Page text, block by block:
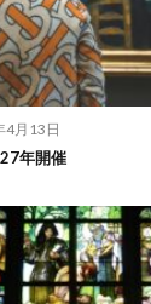
4月13日
年開催